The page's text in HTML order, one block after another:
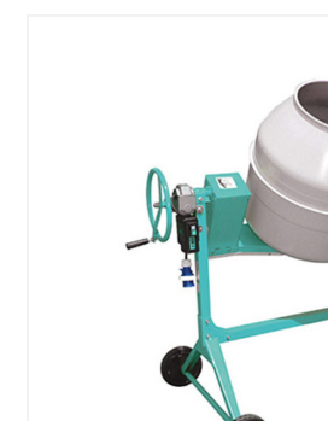
SÉLECTIONNEZ LES DATES
VOIR LE PRODUIT